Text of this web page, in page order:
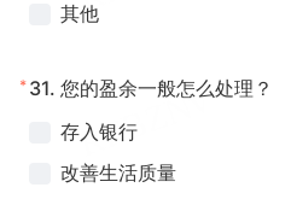
其他
* 31. 您的盈余一般怎么处理？
存入银行
改善生活质量